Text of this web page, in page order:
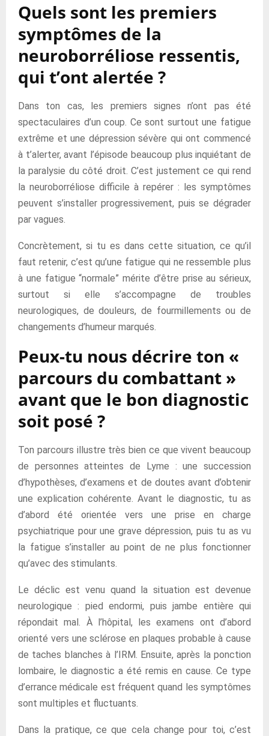
Quels sont les premiers
symptômes de la
neuroborréliose ressentis,
qui t’ont alertée ?
Dans ton cas, les premiers signes n’ont pas été
spectaculaires d’un coup. Ce sont surtout une fatigue
extrême et une dépression sévère qui ont commencé
à t’alerter, avant l’épisode beaucoup plus inquiétant de
la paralysie du côté droit. C’est justement ce qui rend
la neuroborréliose difficile à repérer : les symptômes
peuvent s’installer progressivement, puis se dégrader
par vagues.
Concrètement, si tu es dans cette situation, ce qu’il
faut retenir, c’est qu’une fatigue qui ne ressemble plus
à une fatigue “normale” mérite d’être prise au sérieux,
surtout si elle s’accompagne de troubles
neurologiques, de douleurs, de fourmillements ou de
changements d’humeur marqués.
Peux-tu nous décrire ton «
parcours du combattant »
avant que le bon diagnostic
soit posé ?
Ton parcours illustre très bien ce que vivent beaucoup
de personnes atteintes de Lyme : une succession
d’hypothèses, d’examens et de doutes avant d’obtenir
une explication cohérente. Avant le diagnostic, tu as
d’abord été orientée vers une prise en charge
psychiatrique pour une grave dépression, puis tu as vu
la fatigue s’installer au point de ne plus fonctionner
qu’avec des stimulants.
Le déclic est venu quand la situation est devenue
neurologique : pied endormi, puis jambe entière qui
répondait mal. À l’hôpital, les examens ont d’abord
orienté vers une sclérose en plaques probable à cause
de taches blanches à l’IRM. Ensuite, après la ponction
lombaire, le diagnostic a été remis en cause. Ce type
d’errance médicale est fréquent quand les symptômes
sont multiples et fluctuants.
Dans la pratique, ce que cela change pour toi, c’est